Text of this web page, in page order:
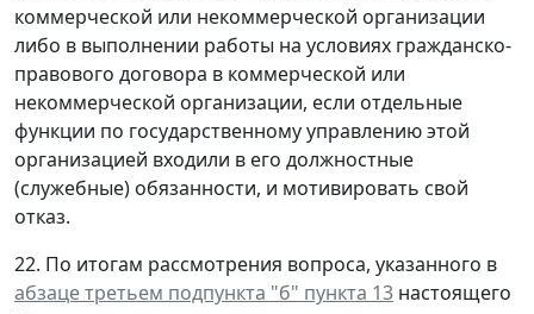
коммерческой или некоммерческой организации
либо в выполнении работы на условиях гражданско-
правового договора в коммерческой или
некоммерческой организации, если отдельные
функции по государственному управлению этой
организацией входили в его должностные
(служебные) обязанности, и мотивировать свой
отказ.
22. По итогам рассмотрения вопроса, указанного в
абзаце третьем подпункта "б" пункта 13 настоящего